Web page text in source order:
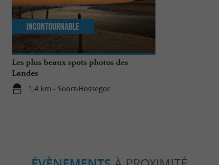
Les plus beaux spots photos des
Landes
1,4 km - Soort-Hossegor
Incontournable